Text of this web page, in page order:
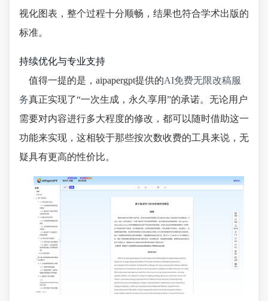
视化图表，整个过程十分顺畅，结果也符合学术出版的
标准。
持续优化与专业支持
值得一提的是，aipapergpt提供的AI免费无限改稿服
务真正实现了“一次生成，永久享用”的承诺。无论用户
需要对内容进行多大程度的修改，都可以随时借助这一
功能来实现，这相较于那些按次数收费的工具来说，无
疑具有更高的性价比。